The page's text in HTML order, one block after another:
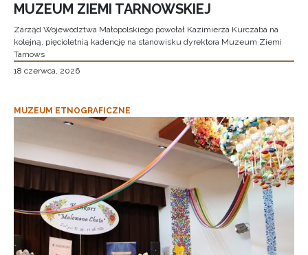
MUZEUM ZIEMI TARNOWSKIEJ
Zarząd Województwa Małopolskiego powołał Kazimierza Kurczaba na
kolejną, pięcioletnią kadencję na stanowisku dyrektora Muzeum Ziemi
Tarnows
18 czerwca, 2026
MUZEUM ETNOGRAFICZNE